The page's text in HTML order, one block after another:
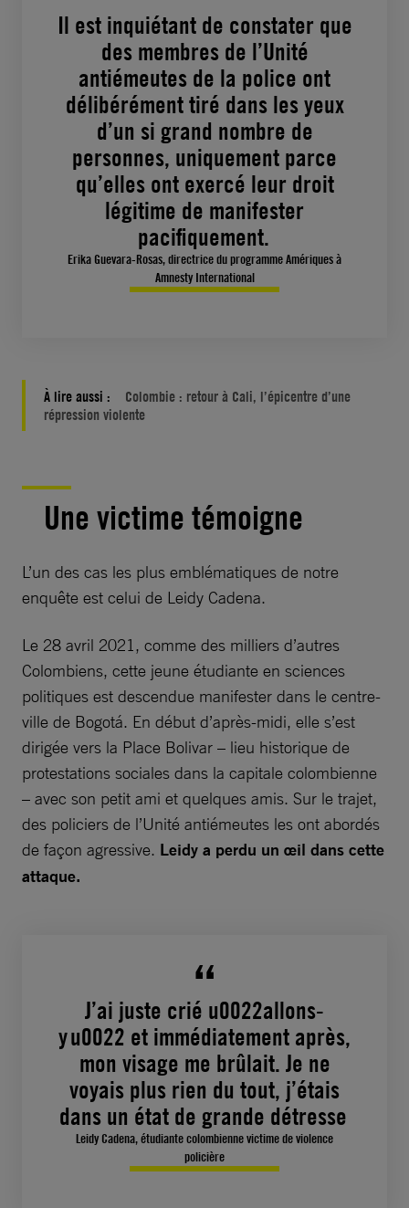
Il est inquiétant de constater que
des membres de l’Unité
antiémeutes de la police ont
délibérément tiré dans les yeux
d’un si grand nombre de
personnes, uniquement parce
qu’elles ont exercé leur droit
légitime de manifester
pacifiquement.
Erika Guevara-Rosas, directrice du programme Amériques à
Amnesty International
À lire aussi :
Colombie : retour à Cali, l’épicentre d’une
répression violente
Une victime témoigne
L’un des cas les plus emblématiques de notre
enquête est celui de Leidy Cadena.
Le 28 avril 2021, comme des milliers d’autres
Colombiens, cette jeune étudiante en sciences
politiques est descendue manifester dans le centre-
ville de Bogotá. En début d’après-midi, elle s’est
dirigée vers la Place Bolivar – lieu historique de
protestations sociales dans la capitale colombienne
– avec son petit ami et quelques amis. Sur le trajet,
des policiers de l’Unité antiémeutes les ont abordés
de façon agressive. Leidy a perdu un œil dans cette
attaque.
J’ai juste crié u0022allons-
y u0022 et immédiatement après,
mon visage me brûlait. Je ne
voyais plus rien du tout, j’étais
dans un état de grande détresse
Leidy Cadena, étudiante colombienne victime de violence
policière